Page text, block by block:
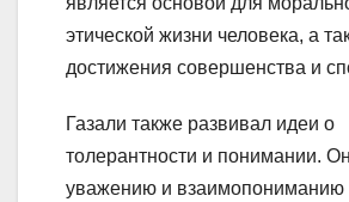
этической жизни человека, а
достижения совершенства и
Газали также развивал идеи о
толерантности и понимании.
уважению и взаимопониманию